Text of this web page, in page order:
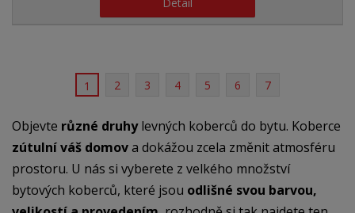
1 2 3 4 5 6 7
Objevte různé druhylevných koberců do bytu. Koberce
zútulní váš domova dokážou zcela změnit atmosféru
prostoru. U nás si vyberete z velkého množství
bytových koberců, které jsou odlišné svou barvou,